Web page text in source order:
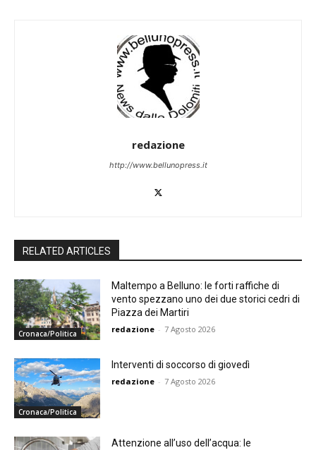
redazione
http://www.bellunopress.it
RELATED ARTICLES
Cronaca/Politica
Maltempo a Belluno: le forti raffiche di
vento spezzano uno dei due storici cedri di
Piazza dei Martiri
redazione - 7 Agosto 2026
Cronaca/Politica
Interventi di soccorso di giovedì
redazione - 7 Agosto 2026
Attenzione all’uso dell’acqua: le